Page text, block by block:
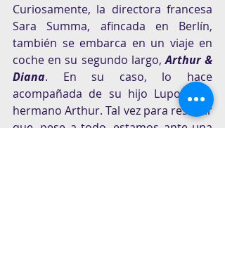
Curiosamente, la directora francesa
Sara Summa, afincada en Berlín,
también se embarca en un viaje en
coche en su segundo largo, Arthur &
Diana. En su caso, lo hace
acompañada de su hijo Lupo y su
hermano Arthur. Tal vez para resaltar
que, pese a todo, estamos ante una